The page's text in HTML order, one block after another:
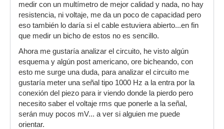
medir con un multímetro de mejor calidad y nada, no hay
resistencia, ni voltaje, me da un poco de capacidad pero
eso también lo daría si el cable estuviera abierto...en fin
que medir un bicho de estos no es sencillo.
Ahora me gustaría analizar el circuito, he visto algún
esquema y algún post americano, ore bicheando, con
esto me surge una duda, para analizar el circuito me
gustaría meter una señal tipo 1000 Hz a la entra por la
conexión del piezo para ir viendo donde la pierdo pero
necesito saber el voltaje rms que ponerle a la señal,
serán muy pocos mV... a ver si alguien me puede
orientar.